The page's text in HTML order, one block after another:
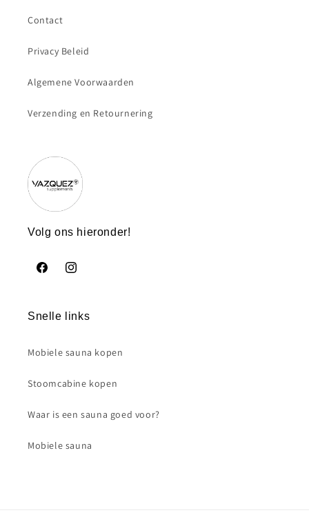
Contact
Privacy Beleid
Algemene Voorwaarden
Verzending en Retournering
Volg ons hieronder!
Facebookhttps://www.instagram.com/vazquezsupplements/
Snelle links
Mobiele sauna kopen
Stoomcabine kopen
Waar is een sauna goed voor?
Mobiele sauna